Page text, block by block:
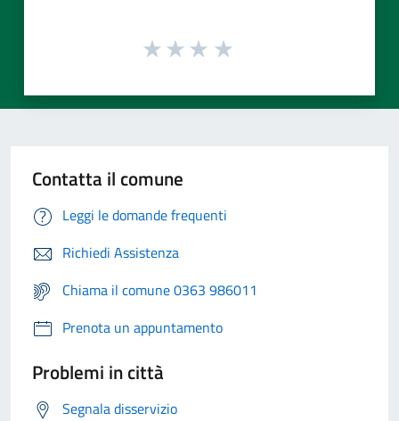
Contatta il comune
Leggi le domande frequenti
Richiedi Assistenza
Chiama il comune 0363 986011
Prenota un appuntamento
Problemi in città
Segnala disservizio